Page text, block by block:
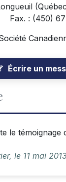
Fax. : (450)
Écrire un
le
le 11 mai